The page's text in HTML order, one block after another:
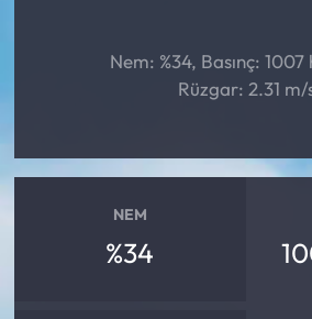
Nem: %34, Basınç:
Rüzgar: 2.31 m/
NEM
%34